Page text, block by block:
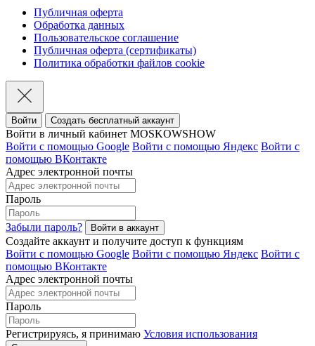
Публичная оферта
Обработка данных
Пользовательское соглашение
Публичная оферта (сертификаты)
Политика обработки файлов cookie
Войти Создать бесплатный аккаунт
Войти в личный кабинет MOSKOWSHOW
Войти с помощью Google Войти с помощью Яндекс Войти с
помощью ВКонтакте
Адрес электронной почты
Пароль
Забыли пароль?
Создайте аккаунт и получите доступ к функциям
Войти с помощью Google Войти с помощью Яндекс Войти с
помощью ВКонтакте
Адрес электронной почты
Пароль
Регистрируясь, я принимаю Условия использования